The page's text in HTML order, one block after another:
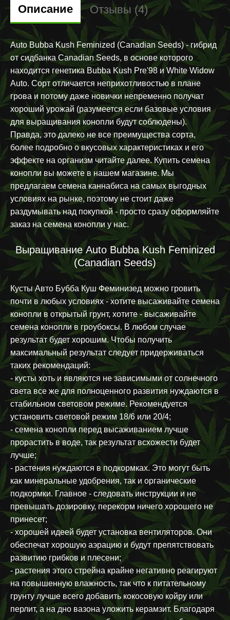
Описание Отзывы (4)
Auto Bubba Kush Feminized (Canadian Seeds) - гибрид
от сидбанка Canadian Seeds, в основе которого
находится генетика Bubba Kush Pre'98 и White Widow
Auto. Сорт отличается неприхотливостью в плане
грова и потому даже новички непременно получат
хороший урожай (разумеется если базовые условия
для выращивания конопли будут соблюдены).
Правда, это далеко не все преимущества сорта,
более подробно о вкусовых характеристиках и его
эффекте на организм читайте далее. Купить семена
конопли вы можете в нашем магазине. Мы
предлагаем семена каннабиса на самых выгодных
условиях на рынке, поэтому не стоит даже
раздумывать над покупкой - просто сразу оформляйте
заказ на семена конопли у нас.
Выращивание Auto Bubba Kush Feminized
(Canadian Seeds)
Кусты Авто Бубба Куш Феминизед можно гровить
почти в любых условиях - хотите высаживайте семена
конопли в открытый грунт, хотите - высаживайте
семена конопли в гроубоксы. В любом случае
результат будет хорошим. Чтобы получить
максимальный результат следует придерживаться
таких рекомендаций:
- кусты хоть и являются не зависимыми от солнечного
света все же для полноценного развития нуждаются в
стабильном световом режиме. Рекомендуется
установить световой режим 18/6 или 20/4;
- семена конопли перед высаживанием лучше
прорастить в воде, так результат всхожести будет
лучше;
- растения нуждаются в подкормках. Это могут быть
как минеральные удобрения, так и органические
подкормки. Главное - следовать инструкции и не
превышать дозировку, перекорм ничего хорошего не
принесет;
- хорошей идеей будет установка вентиляторов. Они
обеспечат хорошую аэрацию и будут препятствовать
развитию грибков и плесени;
- растения этого стрейна крайне негативно реагируют
на повышенную влажность, так что к питательному
грунту лучше всего добавить кокосовую койру или
перлит, а на дно вазона уложить керамзит. Благодаря